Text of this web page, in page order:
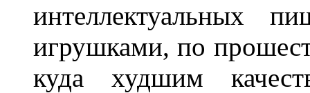
интеллектуальных
игрушками, по
куда худшим